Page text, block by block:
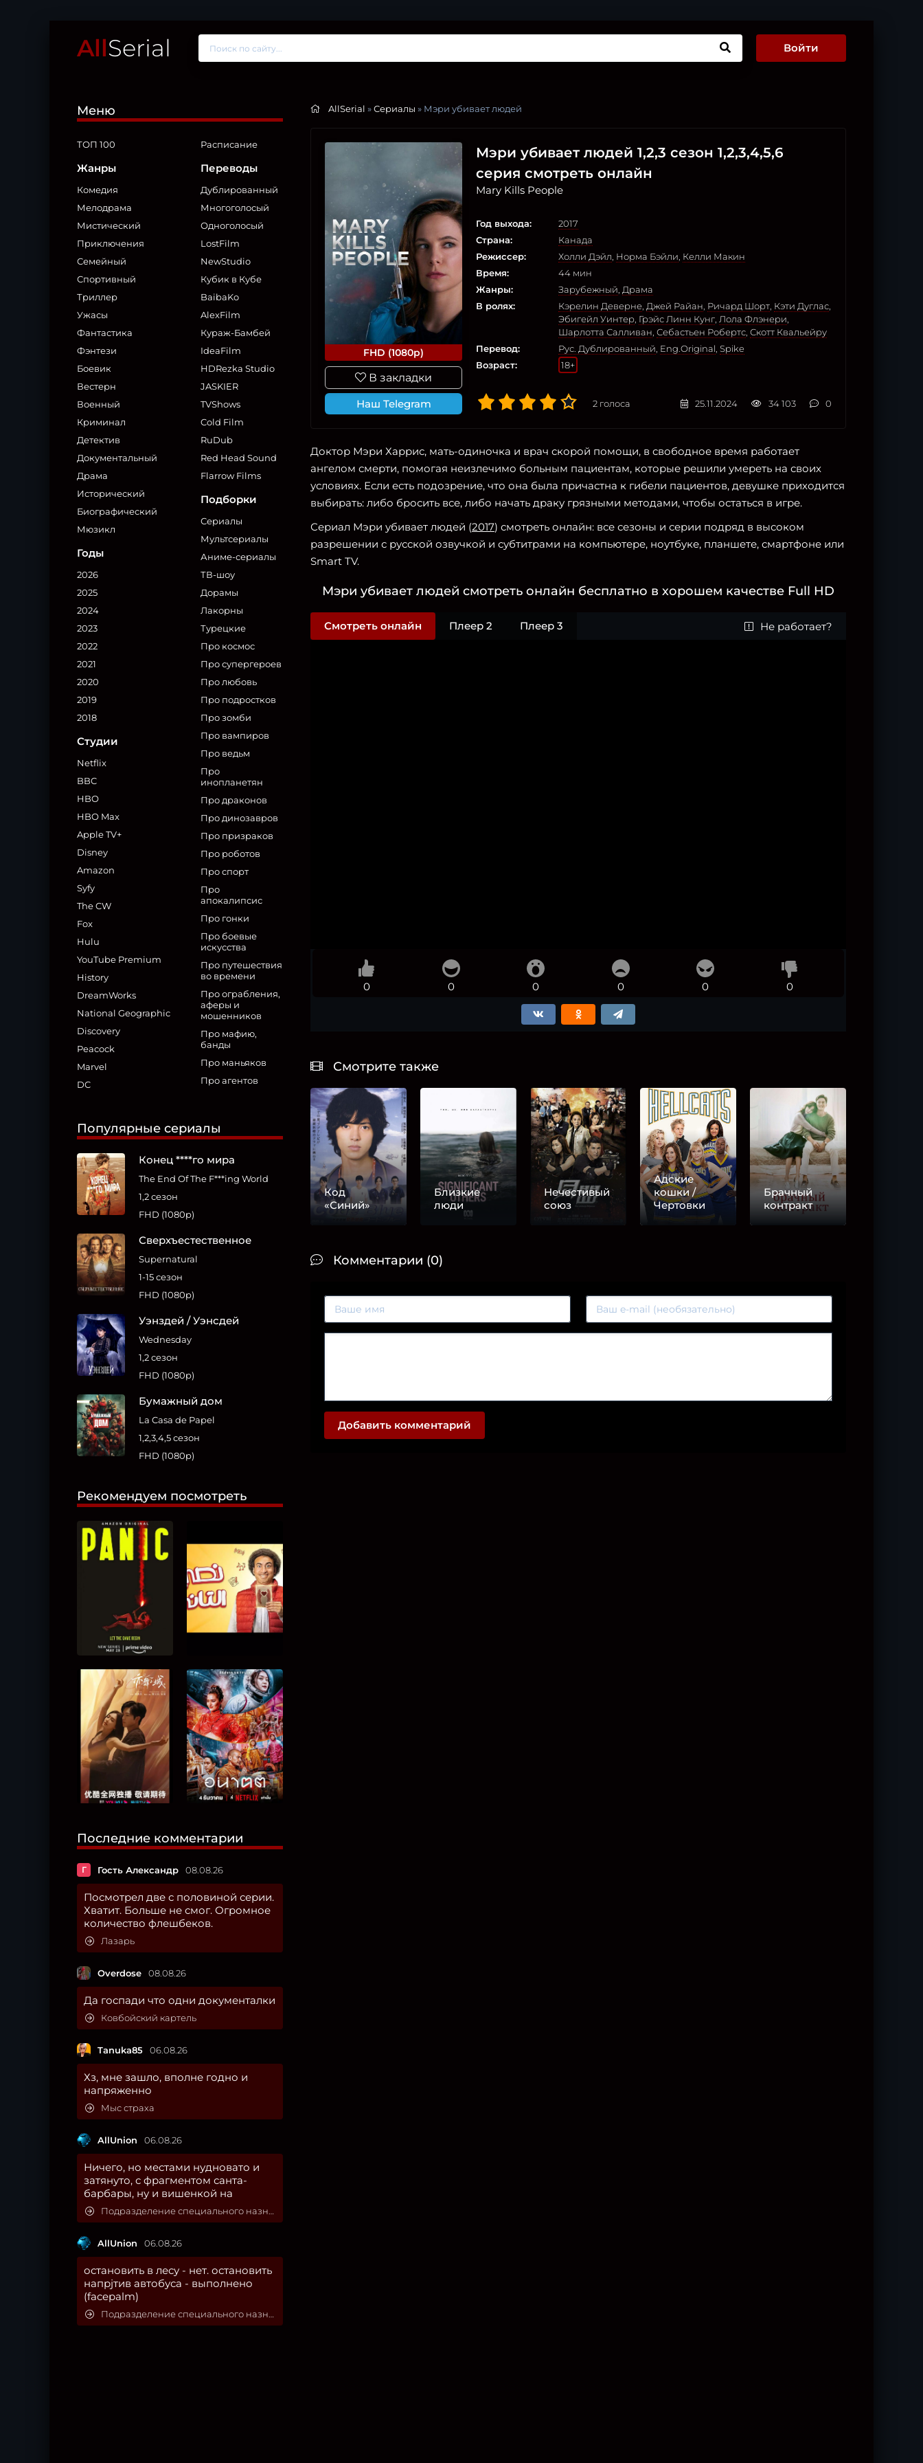
AllSerial Войти
Меню
ТОП 100
Жанры
Комедия
Мелодрама
Мистический
Приключения
Семейный
Спортивный
Триллер
Ужасы
Фантастика
Фэнтези
Боевик
Вестерн
Военный
Криминал
Детектив
Документальный
Драма
Исторический
Биографический
Мюзикл
Годы
2026
2025
2024
2023
2022
2021
2020
2019
2018
Студии
Netflix
BBC
HBO
HBO Max
Apple TV+
Disney
Amazon
Syfy
The CW
Fox
Hulu
YouTube Premium
History
DreamWorks
National Geographic
Discovery
Peacock
Marvel
DC
Расписание
Переводы
Дублированный
Многоголосый
Одноголосый
LostFilm
NewStudio
Кубик в Кубе
BaibaKo
AlexFilm
Кураж-Бамбей
IdeaFilm
HDRezka Studio
JASKIER
TVShows
Cold Film
RuDub
Red Head Sound
Flarrow Films
Подборки
Сериалы
Мультсериалы
Аниме-сериалы
ТВ-шоу
Дорамы
Лакорны
Турецкие
Про космос
Про супергероев
Про любовь
Про подростков
Про зомби
Про вампиров
Про ведьм
Про
инопланетян
Про драконов
Про динозавров
Про призраков
Про роботов
Про спорт
Про
апокалипсис
Про гонки
Про боевые
искусства
Про путешествия
во времени
Про ограбления,
аферы и
мошенников
Про мафию,
банды
Про маньяков
Про агентов
Популярные сериалы
Конец ****го мира
The End Of The F***ing World
1,2 сезон
FHD (1080p)
Сверхъестественное
Supernatural
1-15 сезон
FHD (1080p)
Уэнздей / Уэнсдей
Wednesday
1,2 сезон
FHD (1080p)
Бумажный дом
La Casa de Papel
1,2,3,4,5 сезон
FHD (1080p)
Рекомендуем посмотреть
Последние комментарии
Г Гость Александр 08.08.26
Посмотрел две с половиной серии.
Хватит. Больше не смог. Огромное
количество флешбеков.
Лазарь
Overdose 08.08.26
Да госпади что одни документалки
Ковбойский картель
Tanuka85 06.08.26
Хз, мне зашло, вполне годно и
напряженно
Мыс страха
AllUnion 06.08.26
Ничего, но местами нудновато и
затянуто, с фрагментом санта-
барбары, ну и вишенкой на
Подразделение специального назначения
AllUnion 06.08.26
остановить в лесу - нет. остановить
напрjтив автобуса - выполнено
(facepalm)
Подразделение специального назначения
AllSerial »Сериалы » Мэри убивает людей
FHD (1080p)
В закладки
Наш Telegram
Мэри убивает людей 1,2,3 сезон 1,2,3,4,5,6
серия смотреть онлайн
Mary Kills People
Год выхода:
2017
Страна:
Канада
Режиссер:
Холли Дэйл Норма Бэйли Келли Макин
Время:
44 мин
Жанры:
Зарубежный Драма
В ролях:
Кэрелин Деверне Джей Райан Ричард Шорт Кэти Дуглас
Эбигейл Уинтер Грэйс Линн Кунг Лола Флэнери
Шарлотта Салливан Себастьен Робертс Скотт Квальейру
Перевод:
Рус. Дублированный Eng.Original Spike
Возраст:
18+
2 голоса 25.11.2024 34 103 0
Доктор Мэри Харрис, мать-одиночка и врач скорой помощи, в свободное время работает
ангелом смерти, помогая неизлечимо больным пациентам, которые решили умереть на своих
условиях. Если есть подозрение, что она была причастна к гибели пациентов, девушке приходится
выбирать: либо бросить все, либо начать драку грязными методами, чтобы остаться в игре.
Сериал Мэри убивает людей (2017) смотреть онлайн: все сезоны и серии подряд в высоком
разрешении с русской озвучкой и субтитрами на компьютере, ноутбуке, планшете, смартфоне или
Smart TV.
Мэри убивает людей смотреть онлайн бесплатно в хорошем качестве Full HD
Смотреть онлайн Плеер 2 Плеер 3 Не работает?
0 0 0 0 0 0
Смотрите также
Код
«Синий»
Близкие
люди
Нечестивый
союз
Адские
кошки /
Чертовки
Брачный
контракт
Комментарии (0)
Добавить комментарий